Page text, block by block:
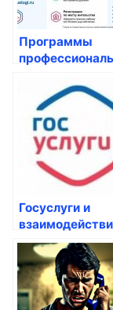
Программы
помощь в
карьеры
Госуслуги и
НКО: примеры
успешных